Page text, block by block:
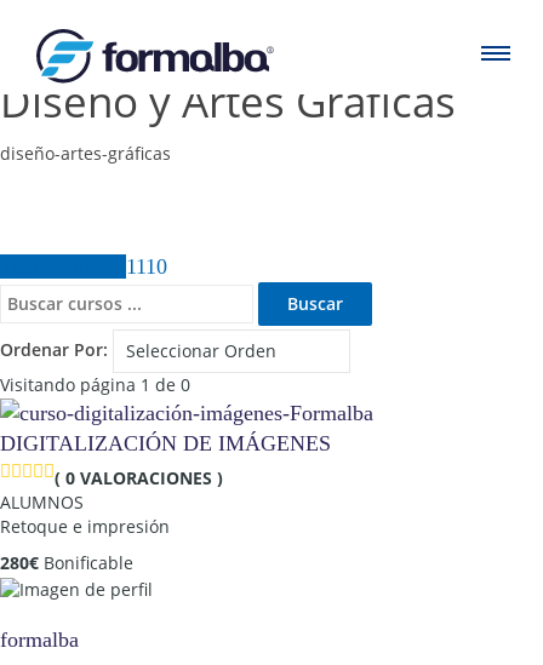
Diseño y Artes Gráficas
diseño-artes-gráficas
1110
Ordenar Por:
Visitando página 1 de 0
DIGITALIZACIÓN DE IMÁGENES
( 0 VALORACIONES )
ALUMNOS
Retoque e impresión
280€ Bonificable
formalba